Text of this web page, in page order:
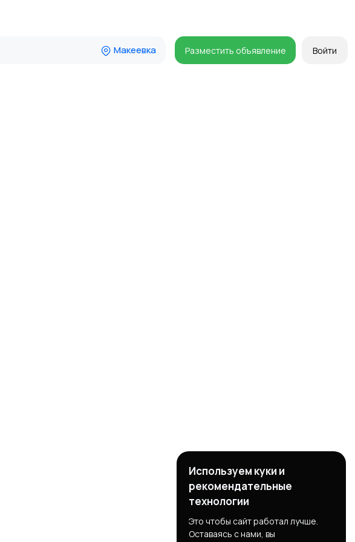
Макеевка Разместить объявление Войти
Используем куки и
рекомендательные
технологии
Это чтобы сайт работал лучше.
Оставаясь с нами, вы